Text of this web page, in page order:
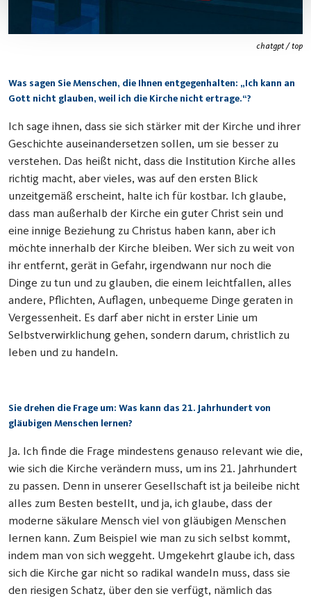
chatgpt / top
Was sagen Sie Menschen, die Ihnen entgegenhalten: „Ich kann an
Gott nicht glauben, weil ich die Kirche nicht ertrage.“?
Ich sage ihnen, dass sie sich stärker mit der Kirche und ihrer
Geschichte auseinandersetzen sollen, um sie besser zu
verstehen. Das heißt nicht, dass die Institution Kirche alles
richtig macht, aber vieles, was auf den ersten Blick
unzeitgemäß erscheint, halte ich für kostbar. Ich glaube,
dass man außerhalb der Kirche ein guter Christ sein und
eine innige Beziehung zu Christus haben kann, aber ich
möchte innerhalb der Kirche bleiben. Wer sich zu weit von
ihr entfernt, gerät in Gefahr, irgendwann nur noch die
Dinge zu tun und zu glauben, die einem leichtfallen, alles
andere, Pflichten, Auflagen, unbequeme Dinge geraten in
Vergessenheit. Es darf aber nicht in erster Linie um
Selbstverwirklichung gehen, sondern darum, christlich zu
leben und zu handeln.
Sie drehen die Frage um: Was kann das 21. Jahrhundert von
gläubigen Menschen lernen?
Ja. Ich finde die Frage mindestens genauso relevant wie die,
wie sich die Kirche verändern muss, um ins 21. Jahrhundert
zu passen. Denn in unserer Gesellschaft ist ja beileibe nicht
alles zum Besten bestellt, und ja, ich glaube, dass der
moderne säkulare Mensch viel von gläubigen Menschen
lernen kann. Zum Beispiel wie man zu sich selbst kommt,
indem man von sich weggeht. Umgekehrt glaube ich, dass
sich die Kirche gar nicht so radikal wandeln muss, dass sie
den riesigen Schatz, über den sie verfügt, nämlich das